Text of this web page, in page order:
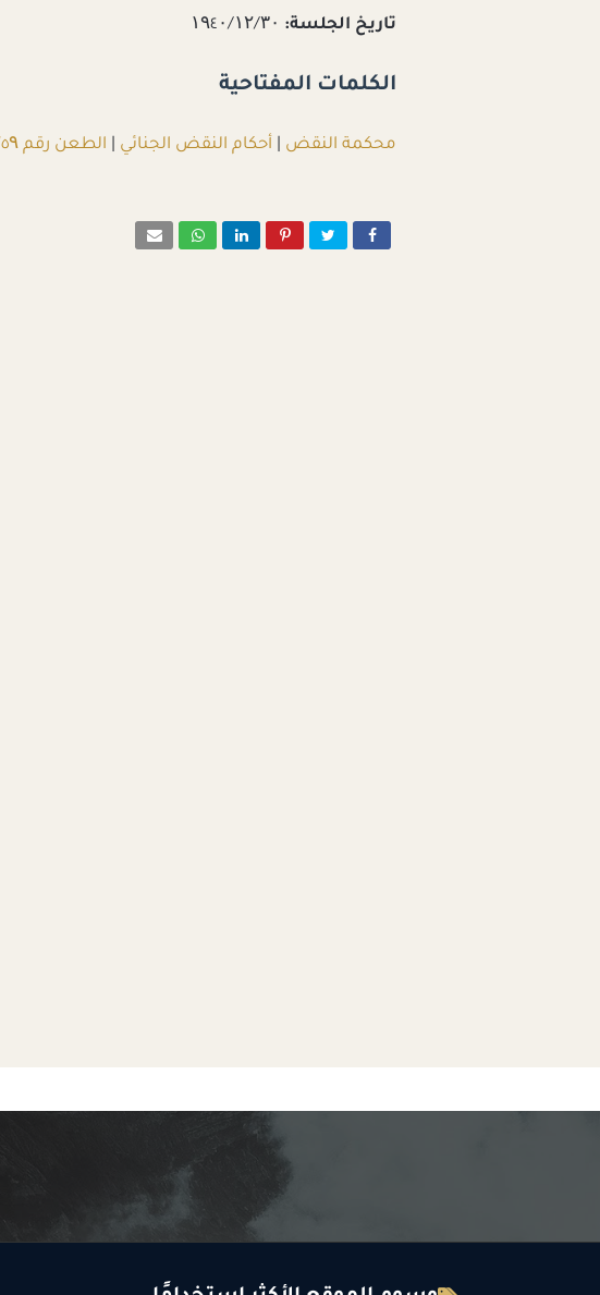
تاريخ الجلسة:
الكلمات المفتاحية
محكمة النقض أحكام النقض الجنائي الطعن رقم ۲٥۹